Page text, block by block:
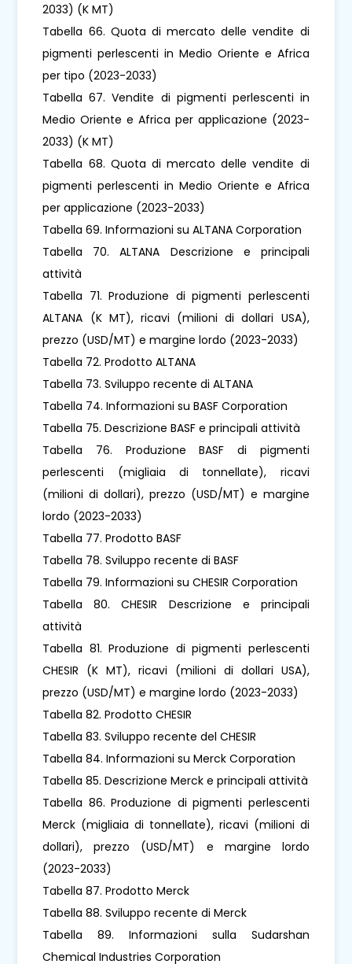
2033) (K MT)
Tabella 66. Quota di mercato delle vendite di
pigmenti perlescenti in Medio Oriente e Africa
per tipo (2023-2033)
Tabella 67. Vendite di pigmenti perlescenti in
Medio Oriente e Africa per applicazione (2023-
2033) (K MT)
Tabella 68. Quota di mercato delle vendite di
pigmenti perlescenti in Medio Oriente e Africa
per applicazione (2023-2033)
Tabella 69. Informazioni su ALTANA Corporation
Tabella 70. ALTANA Descrizione e principali
attività
Tabella 71. Produzione di pigmenti perlescenti
ALTANA (K MT), ricavi (milioni di dollari USA),
prezzo (USD/MT) e margine lordo (2023-2033)
Tabella 72. Prodotto ALTANA
Tabella 73. Sviluppo recente di ALTANA
Tabella 74. Informazioni su BASF Corporation
Tabella 75. Descrizione BASF e principali attività
Tabella 76. Produzione BASF di pigmenti
perlescenti (migliaia di tonnellate), ricavi
(milioni di dollari), prezzo (USD/MT) e margine
lordo (2023-2033)
Tabella 77. Prodotto BASF
Tabella 78. Sviluppo recente di BASF
Tabella 79. Informazioni su CHESIR Corporation
Tabella 80. CHESIR Descrizione e principali
attività
Tabella 81. Produzione di pigmenti perlescenti
CHESIR (K MT), ricavi (milioni di dollari USA),
prezzo (USD/MT) e margine lordo (2023-2033)
Tabella 82. Prodotto CHESIR
Tabella 83. Sviluppo recente del CHESIR
Tabella 84. Informazioni su Merck Corporation
Tabella 85. Descrizione Merck e principali attività
Tabella 86. Produzione di pigmenti perlescenti
Merck (migliaia di tonnellate), ricavi (milioni di
dollari), prezzo (USD/MT) e margine lordo
(2023-2033)
Tabella 87. Prodotto Merck
Tabella 88. Sviluppo recente di Merck
Tabella 89. Informazioni sulla Sudarshan
Chemical Industries Corporation